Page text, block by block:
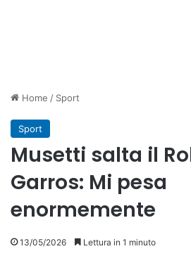
Home / Sport
Sport
Musetti salta il
Garros: Mi pesa
enormemente
13/05/2026 Lettura in 1 minuto